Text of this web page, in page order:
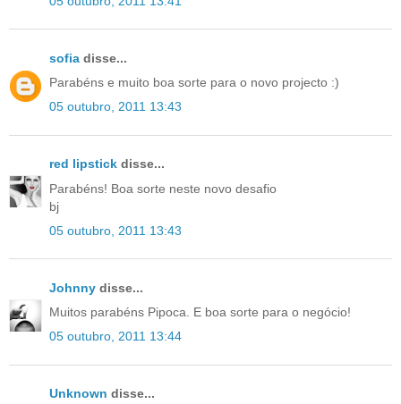
sofia disse...
Parabéns e muito boa sorte para o novo projecto :)
05 outubro, 2011 13:43
red lipstick disse...
Parabéns! Boa sorte neste novo desafio
bj
05 outubro, 2011 13:43
Johnny disse...
Muitos parabéns Pipoca. E boa sorte para o negócio!
05 outubro, 2011 13:44
Unknown disse...